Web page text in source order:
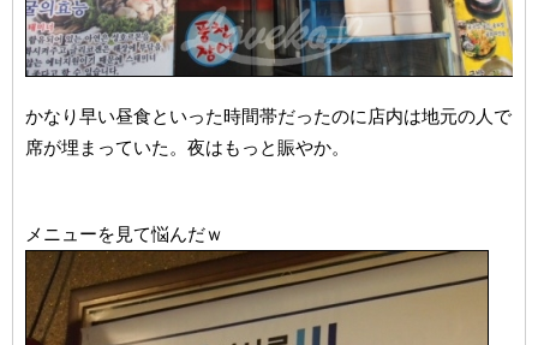
かなり早い昼食といった時間帯だったのに店内は地元の人で
席が埋まっていた。夜はもっと賑やか。
メニューを見て悩んだｗ